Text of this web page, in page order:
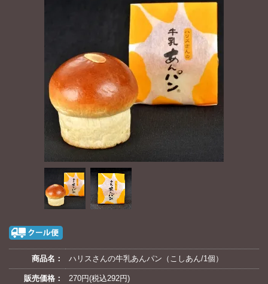
商品名： ハリスさんの牛乳あんパン（こしあん/1個）
販売価格： 270円(税込292円)